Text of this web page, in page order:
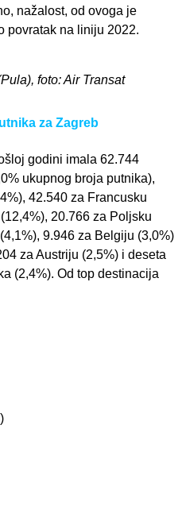
nažalost, od ovoga je
povratak na liniju 2022.
foto: Air Transat
za Zagreb
godini imala 62.744
ukupnog broja putnika),
42.540 za Francusku
20.766 za Poljsku
9.946 za Belgiju (3,0%)
za Austriju (2,5%) i deseta
(2,4%). Od top destinacija